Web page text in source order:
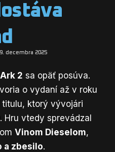
decembra 2025
Ark 2 sa opäť posúva.
o vydaní až v roku
titulu, ktorý vývojári
. Hru vtedy sprevádzal
Vinom Dieselom,
a zbesilo.